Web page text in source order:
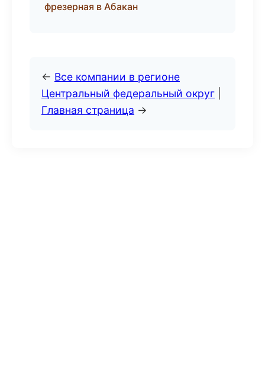
фрезерная в Абакан
← Все компании в регионе
Центральный федеральный округ
Главная страница →